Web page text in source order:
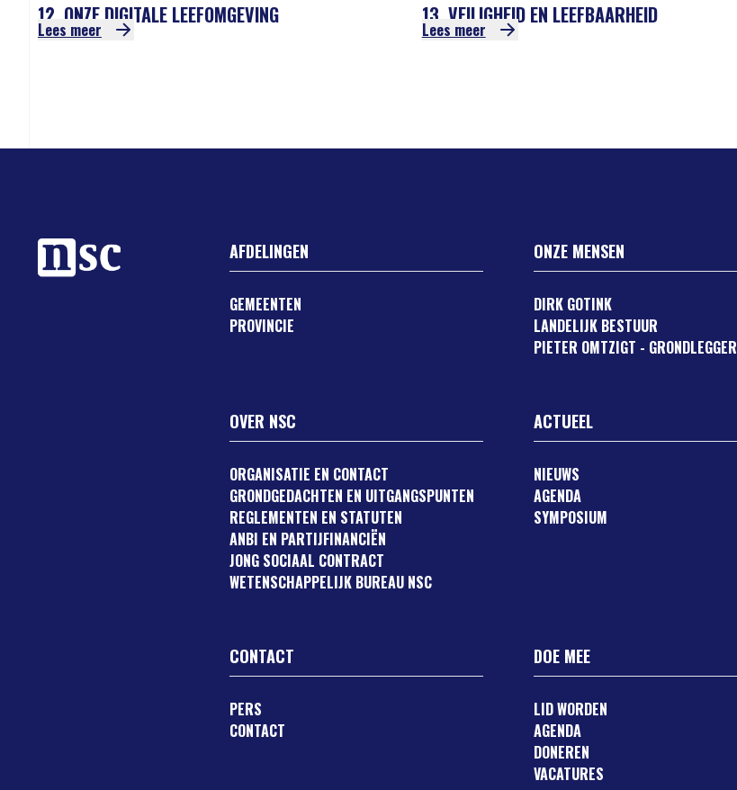
12. ONZE DIGITALE LEEFOMGEVING
Lees meer
13. VEILIGHEID EN LEEFBAARHEID
Lees meer
AFDELINGEN
GEMEENTEN
PROVINCIE
ONZE MENSEN
DIRK GOTINK
LANDELIJK BESTUUR
PIETER OMTZIGT - GRONDLEGGER
OVER NSC
ORGANISATIE EN CONTACT
GRONDGEDACHTEN EN UITGANGSPUNTEN
REGLEMENTEN EN STATUTEN
ANBI EN PARTIJFINANCIËN
JONG SOCIAAL CONTRACT
WETENSCHAPPELIJK BUREAU NSC
ACTUEEL
NIEUWS
AGENDA
SYMPOSIUM
CONTACT
PERS
CONTACT
DOE MEE
LID WORDEN
AGENDA
DONEREN
VACATURES